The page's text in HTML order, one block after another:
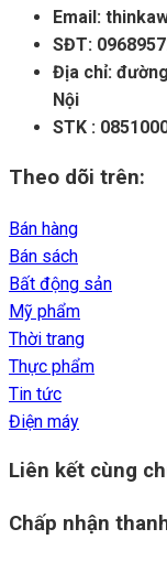
Email:
SĐT:
Địa chỉ:
Nội
STK :
Theo dõi trên:
Bán hàng
Bán sách
Bất động sản
Mỹ phẩm
Thời trang
Thực phẩm
Tin tức
Điện máy
Liên kết cùng
Chấp nhận